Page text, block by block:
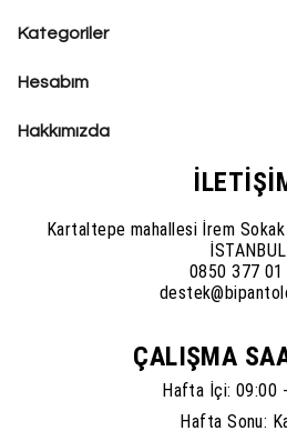
Kategoriler
Hesabım
Hakkımızda
Kartaltepe mahallesi İrem
İSTANBUL
0850 377 01
ÇALIŞMA
Hafta İçi: 09:00
Hafta Sonu: